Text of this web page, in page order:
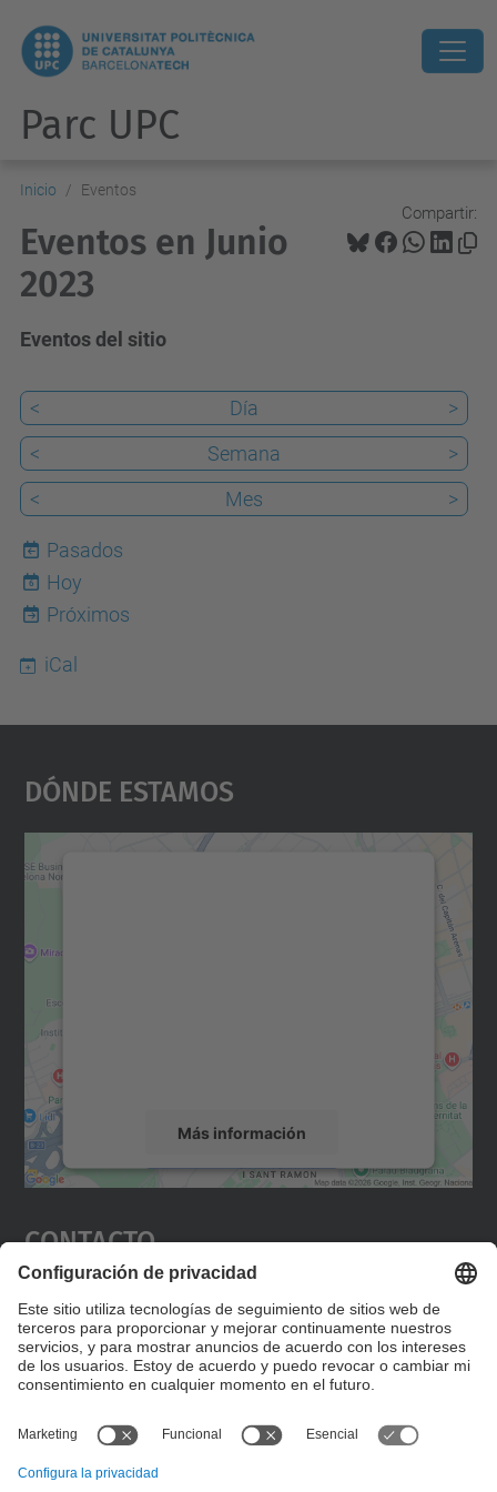
Parc UPC
Inicio Eventos
Compartir:
Eventos en Junio
2023
Eventos del sitio
< Día
>
<
Semana
>
<
Mes >
Pasados
6
Hoy
Próximos
iCal
Dónde Estamos
Más información
Aceptar
powered by
Contacto
Editad en la página "Contacto personalizado", que
encontraréis en la raíz de español, vuestros datos
personalizados de contacto.
Formulario de contacto